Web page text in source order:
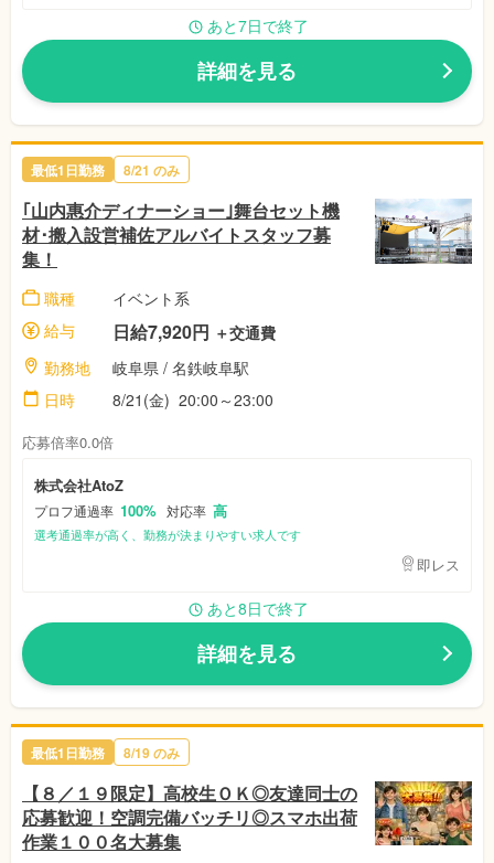
あと7日で終了
詳細を見る
最低1日勤務 8/21 のみ
｢山内惠介ディナーショー｣舞台セット機
材･搬入設営補佐アルバイトスタッフ募
集！
職種
イベント系
給与
日給7,920円 ＋交通費
勤務地
岐阜県 / 名鉄岐阜駅
日時
8/21(金) 20:00～23:00
応募倍率0.0倍
株式会社AtoZ
プロフ通過率 100% 対応率 高
選考通過率が高く、勤務が決まりやすい求人です
即レス
あと8日で終了
詳細を見る
最低1日勤務 8/19のみ
【８／１９限定】高校生ＯＫ◎友達同士の
応募歓迎！空調完備バッチリ◎スマホ出荷
作業１００名大募集